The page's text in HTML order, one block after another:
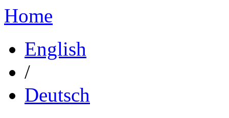
Home
English
/
Deutsch